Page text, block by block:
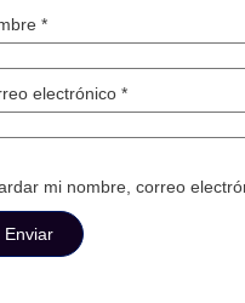
*
electrónico *
mi nombre, correo